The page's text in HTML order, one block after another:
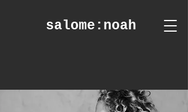
salome :noah